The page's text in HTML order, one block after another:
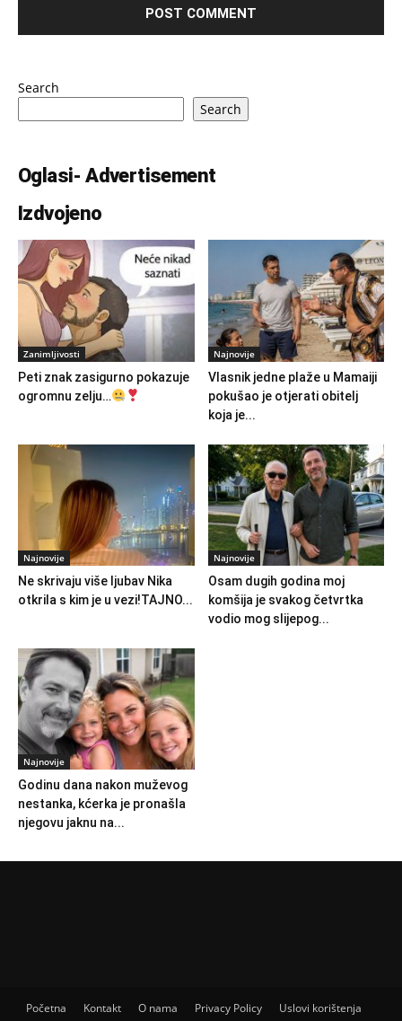
Search
Search
Oglasi- Advertisement
Izdvojeno
Zanimljivosti
Peti znak zasigurno pokazuje
ogromnu zelju…
Najnovije
Vlasnik jedne plaže u Mamaiji
pokušao je otjerati obitelj
koja je...
Najnovije
Ne skrivaju više ljubav Nika
otkrila s kim je u vezi!TAJNO...
Najnovije
Osam dugih godina moj
komšija je svakog četvrtka
vodio mog slijepog...
Najnovije
Godinu dana nakon muževog
nestanka, kćerka je pronašla
njegovu jaknu na...
Početna Kontakt O nama Privacy Policy
Uslovi korištenja